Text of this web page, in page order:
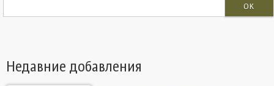
OK
Недавние добавления